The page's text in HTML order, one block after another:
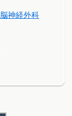
脳神経外科